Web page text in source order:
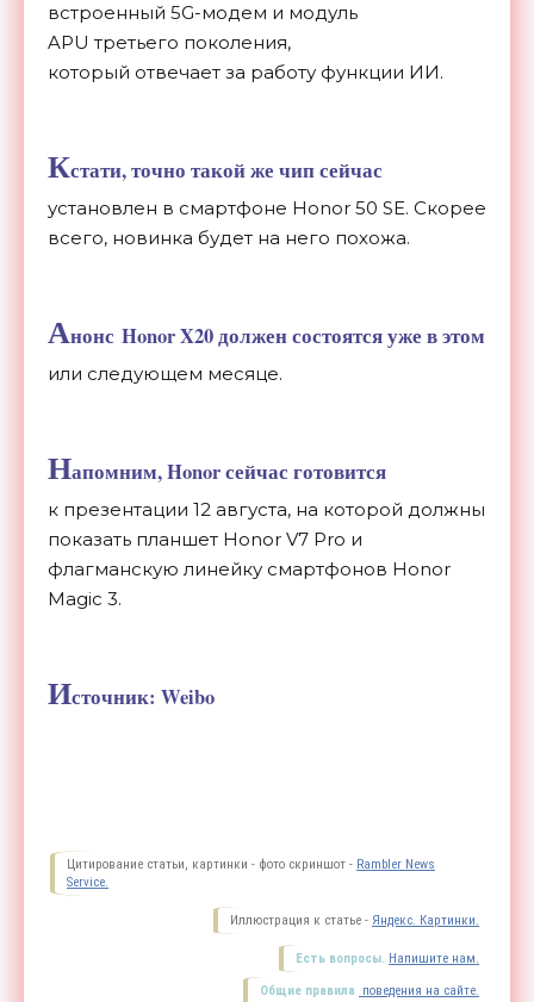
встроенный 5G-модем и модуль
APU третьего поколения,
который отвечает за работу функции ИИ.
Кстати, точно такой же чип сейчас
установлен в смартфоне Honor 50 SE. Скорее
всего, новинка будет на него похожа.
Анонс Honor X20 должен состоятся уже в этом
или следующем месяце.
Напомним, Honor сейчас готовится
к презентации 12 августа, на которой должны
показать планшет Honor V7 Pro и
флагманскую линейку смартфонов Honor
Magic 3.
Источник: Weibo
Цитирование статьи, картинки - фото скриншот - Rambler News
Service.
Иллюстрация к статье - Яндекс. Картинки.
Есть вопросы. Напишите нам.
Общие правила поведения на сайте.